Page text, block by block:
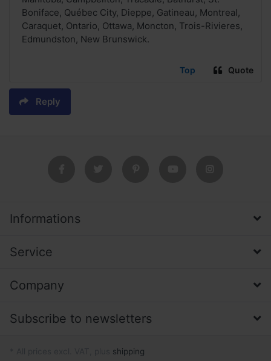
Boniface, Québec City, Dieppe, Gatineau, Montreal,
Caraquet, Ontario, Ottawa, Moncton, Trois-Rivieres,
Edmundston, New Brunswick.
Top Quote
Reply
Informations
Service
Company
Subscribe to newsletters
shipping